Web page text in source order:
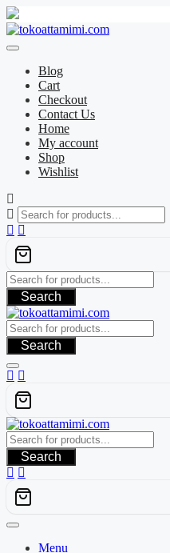
Skip
to
Blog
Cart
Checkout
Contact Us
Home
My account
Shop
Wishlist
Search
Search
Search
Menu